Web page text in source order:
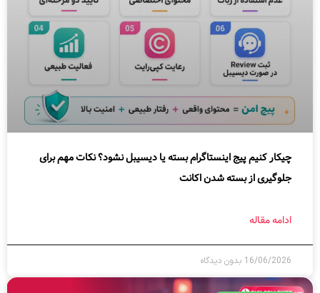
چیکار کنیم پیج اینستاگرام بسته یا دیسیبل نشود؟ نکات مهم برای
جلوگیری از بسته شدن اکانت
ادامه مقاله
16/06/2026 بدون دیدگاه